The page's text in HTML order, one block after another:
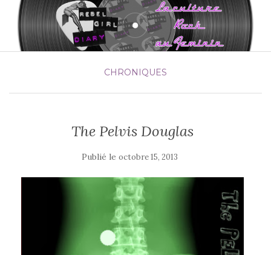
CHRONIQUES
The Pelvis Douglas
Publié le octobre 15, 2013